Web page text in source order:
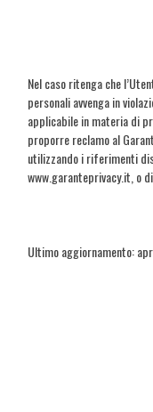
Nel caso ritenga che
personali avvenga in
applicabile in materia di
proporre reclamo al
utilizzando i riferimenti
www.garanteprivacy.it, o
Ultimo aggiornamento: